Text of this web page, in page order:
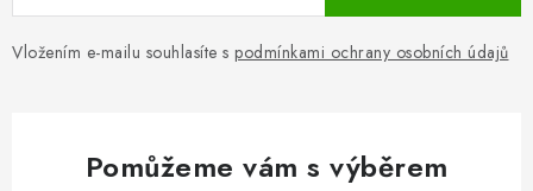
Vložením e-mailu souhlasíte s podmínkami ochrany osobních údajů
Pomůžeme vám s výběrem